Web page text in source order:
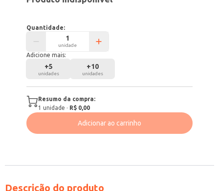
Quantidade:
unidade
Adicione mais:
+5
unidades
+10
unidades
Resumo da compra:
1 unidade · R$ 0,00
Adicionar ao carrinho
Descrição do produto